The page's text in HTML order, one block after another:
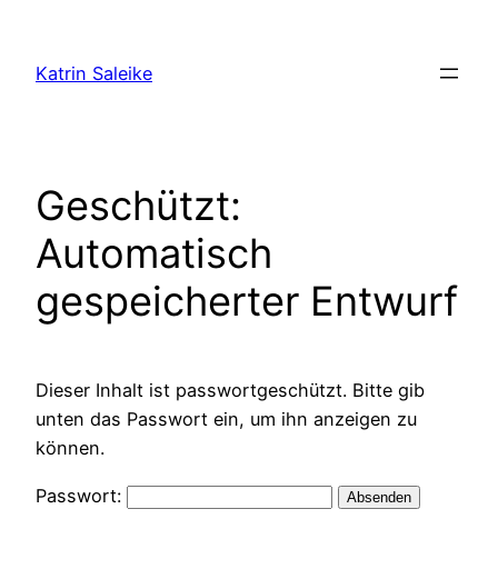
springen
Katrin Saleike
Geschützt:
Automatisch
gespeicherter Entwurf
Dieser Inhalt ist passwortgeschützt. Bitte gib
unten das Passwort ein, um ihn anzeigen zu
können.
Passwort: